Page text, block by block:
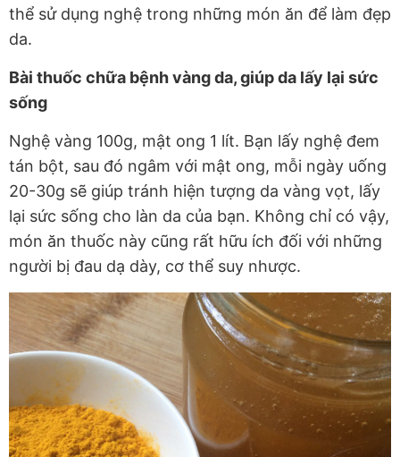
thể sử dụng nghệ trong những món ăn để làm đẹp
da.
Bài thuốc chữa bệnh vàng da, giúp da lấy lại sức
sống
Nghệ vàng 100g, mật ong 1 lít. Bạn lấy nghệ đem
tán bột, sau đó ngâm với mật ong, mỗi ngày uống
20-30g sẽ giúp tránh hiện tượng da vàng vọt, lấy
lại sức sống cho làn da của bạn. Không chỉ có vậy,
món ăn thuốc này cũng rất hữu ích đối với những
người bị đau dạ dày, cơ thể suy nhược.